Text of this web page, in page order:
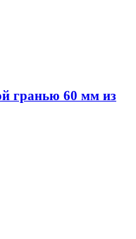
гранью 60 мм из